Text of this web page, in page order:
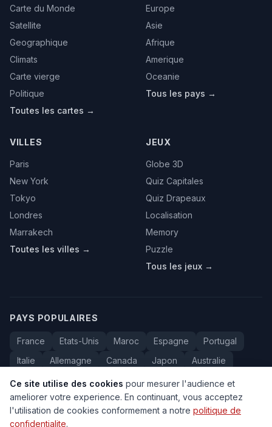
Carte du Monde
Satellite
Geographique
Climats
Carte vierge
Politique
Toutes les cartes →
Europe
Asie
Afrique
Amerique
Oceanie
Tous les pays →
VILLES
Paris
New York
Tokyo
Londres
Marrakech
Toutes les villes →
JEUX
Globe 3D
Quiz Capitales
Quiz Drapeaux
Localisation
Memory
Puzzle
Tous les jeux →
PAYS POPULAIRES
France Etats-Unis Maroc Espagne
Portugal
Italie
Allemagne Canada Japon
Australie
Bresil
Algerie Tunisie Belgique Drapeaux
Ce site utilise des cookies pour mesurer l'audience et
ameliorer votre experience. En continuant, vous acceptez
l'utilisation de cookies conformement a notre politique de
confidentialite.